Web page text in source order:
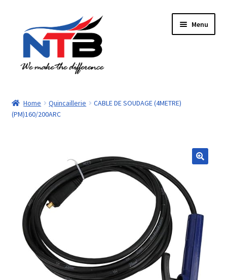
navigation
contenu
Menu
Boutique
Contacts
Mon compte
Home Quincaillerie
CABLE DE SOUDAGE (4METRE)
(PM)160/200ARC